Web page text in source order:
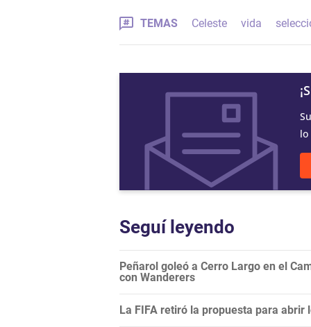
TEMAS Celeste vida
Seguí leyendo
Peñarol goleó a Cerro Largo en el
con Wanderers
La FIFA retiró la propuesta para